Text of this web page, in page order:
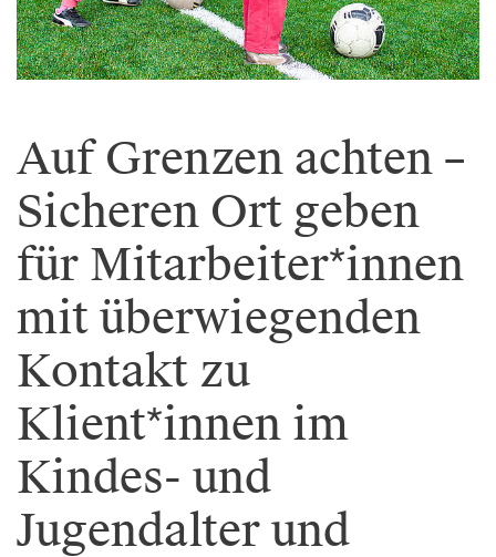
Auf Grenzen achten –
Sicheren Ort geben
für Mitarbeiter*innen
mit überwiegenden
Kontakt zu
Klient*innen im
Kindes- und
Jugendalter und